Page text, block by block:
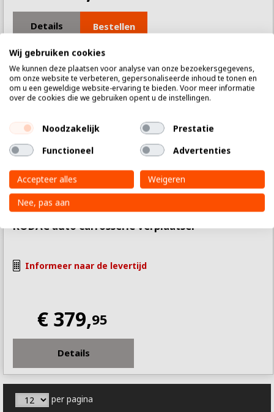
Details Bestellen
RODAC auto carrosserie verplaatser
Informeer naar de levertijd
€ 379,95
Details
per pagina
Wij gebruiken cookies
We kunnen deze plaatsen voor analyse van onze bezoekersgegevens,
om onze website te verbeteren, gepersonaliseerde inhoud te tonen en
om u een geweldige website-ervaring te bieden. Voor meer informatie
over de cookies die we gebruiken opent u de instellingen.
Noodzakelijk
Prestatie
Functioneel
Advertenties
Accepteer alles
Weigeren
Nee, pas aan